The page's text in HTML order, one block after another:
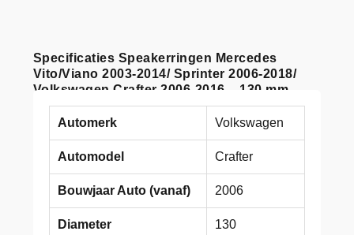
Specificaties Speakerringen Mercedes
Vito/Viano 2003-2014/ Sprinter 2006-2018/
Volkswagen Crafter 2006-2016 – 130 mm
Automerk Volkswagen
Automodel Crafter
Bouwjaar Auto (vanaf) 2006
Diameter 130